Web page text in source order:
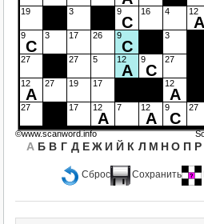
Сброс Сохранить
19 3 9
С
16 4 12
А
9
С
3 17 26 9
С
3
27 27 5 12
А
9
С
27
12
А
27 19 17 12
А
27 17 12
А
7 12
А
9
С
27
А Б В Г Д Е Ж И Й К Л М Н О П Р
©www.scanword.info